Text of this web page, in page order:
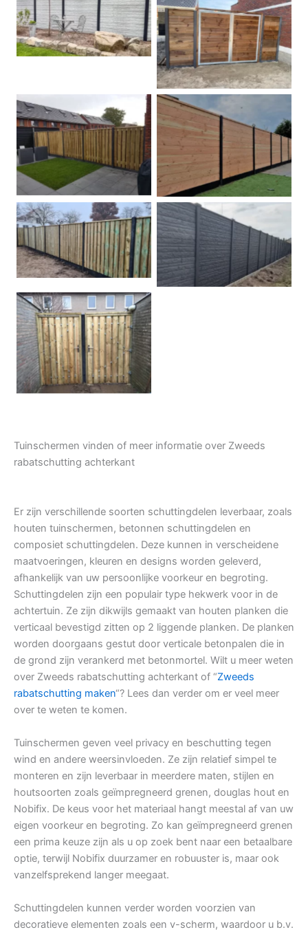
Betonschutting
Dubbele poort
Betonpalen schutting Douglas
Hout beton schuttingen Rots motief antraciet
Tuindeur grenen
Tuinschermen vinden of meer informatie over Zweeds
rabatschutting achterkant
Er zijn verschillende soorten schuttingdelen leverbaar, zoals
houten tuinschermen, betonnen schuttingdelen en
composiet schuttingdelen. Deze kunnen in verscheidene
maatvoeringen, kleuren en designs worden geleverd,
afhankelijk van uw persoonlijke voorkeur en begroting.
Schuttingdelen zijn een populair type hekwerk voor in de
achtertuin. Ze zijn dikwijls gemaakt van houten planken die
verticaal bevestigd zitten op 2 liggende planken. De planken
worden doorgaans gestut door verticale betonpalen die in
de grond zijn verankerd met betonmortel. Wilt u meer weten
over Zweeds rabatschutting achterkant of “Zweeds
rabatschutting maken“? Lees dan verder om er veel meer
over te weten te komen.
Tuinschermen geven veel privacy en beschutting tegen
wind en andere weersinvloeden. Ze zijn relatief simpel te
monteren en zijn leverbaar in meerdere maten, stijlen en
houtsoorten zoals geïmpregneerd grenen, douglas hout en
Nobifix. De keus voor het materiaal hangt meestal af van uw
eigen voorkeur en begroting. Zo kan geïmpregneerd grenen
een prima keuze zijn als u op zoek bent naar een betaalbare
optie, terwijl Nobifix duurzamer en robuuster is, maar ook
vanzelfsprekend langer meegaat.
Schuttingdelen kunnen verder worden voorzien van
decoratieve elementen zoals een v-scherm, waardoor u b.v.